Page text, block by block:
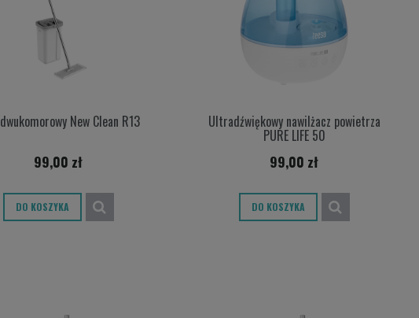
New Clean R13
99,00 zł
DO KOSZYKA
Ultradźwiękowy nawilżacz powietrza
PURE LIFE 50
99,00 zł
DO KOSZYKA